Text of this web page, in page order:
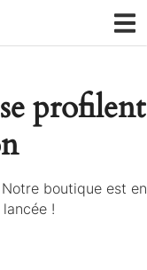
profilent
Notre boutique est en
!